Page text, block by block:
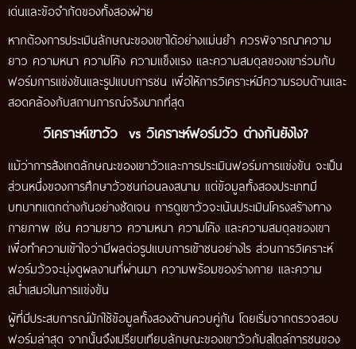
เด่นและข้อจำกัดของทั้งสองฝ่าย
หากต้องการประเมินลักษณะของเขาได้อย่างแม่นยำ ควรพิจารณาความ
ยาว ความหนา ความโค้ง ความแข็งแรง และความสมดุลของเขาร่วมกับ
ฟอร์มการแข่งขันและรูปแบบการชน เพื่อให้การวิเคราะห์มีความรอบด้านและ
สอดคล้องกับสถานการณ์จริงมากที่สุด
วิเคราะห์เขาวัว vs วิเคราะห์ฟอร์มวัว ต่างกันยังไง?
แม้ว่าการสังเกตลักษณะของเขาวัวและการประเมินฟอร์มการแข่งขัน จะเป็น
ส่วนหนึ่งของการศึกษาวัวชนก่อนลงสนาม แต่ข้อมูลทั้งสองประเภทมี
บทบาทแตกต่างกันอย่างชัดเจน การดูเขาวัวจะเน้นประเมินโครงสร้างทาง
กายภาพ เช่น ความยาว ความหนา ความโค้ง และความสมดุลของเขา
เพื่อทำความเข้าใจว่ามีผลต่อรูปแบบการเข้าชนอย่างไร ส่วนการวิเคราะห์
ฟอร์มวัวจะมุ่งดูผลงานที่ผ่านมา ความพร้อมของร่างกาย และความ
สม่ำเสมอในการแข่งขัน
ผู้ที่มีประสบการณ์มักใช้ข้อมูลทั้งสองด้านควบคู่กัน โดยเริ่มจากตรวจสอบ
ฟอร์มล่าสุด จากนั้นจึงเปรียบเทียบลักษณะของเขาวัวกับสไตล์การชนของ